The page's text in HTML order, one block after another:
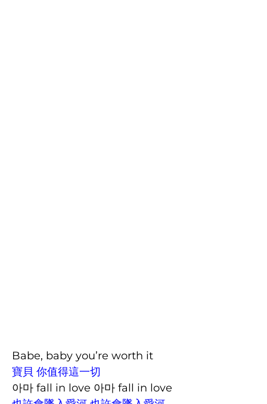
Babe, baby you’re worth it
寶貝 你值得這一切
아마 fall in love 아마 fall in love